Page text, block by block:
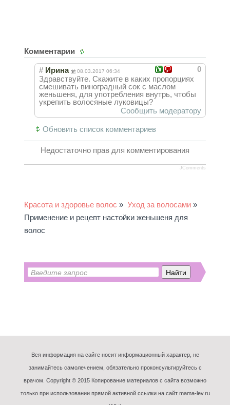
Комментарии
0
# Ирина 08.03.2017 06:34
Здравствуйте. Скажите в каких пропорциях
смешивать виноградный сок с маслом
женьшеня, для употребления внутрь, чтобы
укрепить волосяные луковицы?
Сообщить модератору
Обновить список комментариев
Недостаточно прав для комментирования
JComments
Красота и здоровье волос » Уход за волосами »
Применение и рецепт настойки женьшеня для
волос
Вся информация на сайте носит информационный характер, не
занимайтесь самолечением, обязательно проконсультируйтесь с
врачом. Copyright © 2015 Копирование материалов с сайта возможно
только при использовании прямой активной ссылки на сайт mama-lev.ru